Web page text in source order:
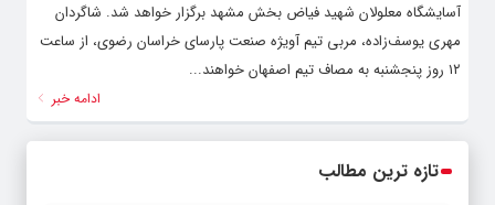
آسایشگاه معلولان شهید فیاض بخش مشهد برگزار خواهد شد. شاگردان
مهری یوسف‌زاده، مربی تیم آویژه صنعت پارسای خراسان رضوی، از ساعت
۱۲ روز پنجشنبه به مصاف تیم اصفهان خواهند...
ادامه خبر
تازه ترین مطالب